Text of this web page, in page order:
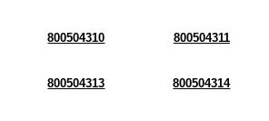
800504310 800504311
800504313 800504314